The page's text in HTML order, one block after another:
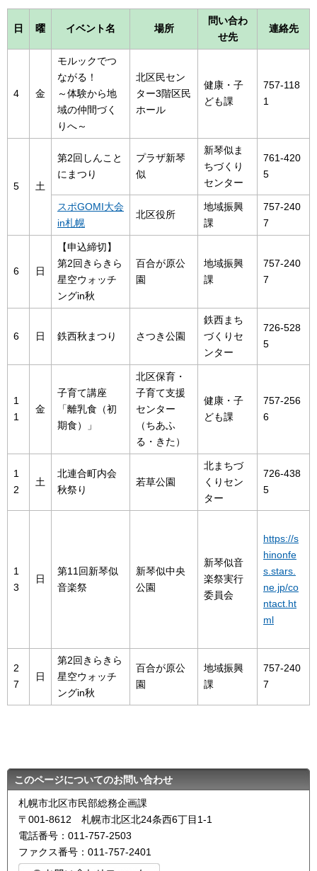
日 曜 イベント名 場所
問い合わ
せ先
連絡先
4 金
モルックでつ
ながる！
～体験から地
域の仲間づく
りへ～
北区民セン
ター3階区民
ホール
健康・子
ども課
757-118
1
5 土
第2回しんこと
にまつり
プラザ新琴
似
新琴似ま
ちづくり
センター
761-420
5
スポGOMI大会
in札幌
北区役所
地域振興
課
757-240
7
6 日
【申込締切】
第2回きらきら
星空ウォッチ
ングin秋
百合が原公
園
地域振興
課
757-240
7
6 日 鉄西秋まつり さつき公園
鉄西まち
づくりセ
ンター
726-528
5
1
1
金
子育て講座
「離乳食（初
期食）」
北区保育・
子育て支援
センター
（ちあふ
る・きた）
健康・子
ども課
757-256
6
1
2
土
北連合町内会
秋祭り
若草公園
北まちづ
くりセン
ター
726-438
5
1
3
日
第11回新琴似
音楽祭
新琴似中央
公園
新琴似音
楽祭実行
委員会
https://s
hinonfe
s.stars.
ne.jp/co
ntact.ht
ml
2
7
日
第2回きらきら
星空ウォッチ
ングin秋
百合が原公
園
地域振興
課
757-240
7
このページについてのお問い合わせ
札幌市北区市民部総務企画課
〒001-8612 札幌市北区北24条西6丁目1-1
電話番号：011-757-2503
ファクス番号：011-757-2401